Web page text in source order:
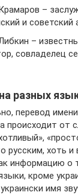
–
и советский
–
совладелец
разных
перевод
происходит от
русским, хоть
информацию о
кроме
имя